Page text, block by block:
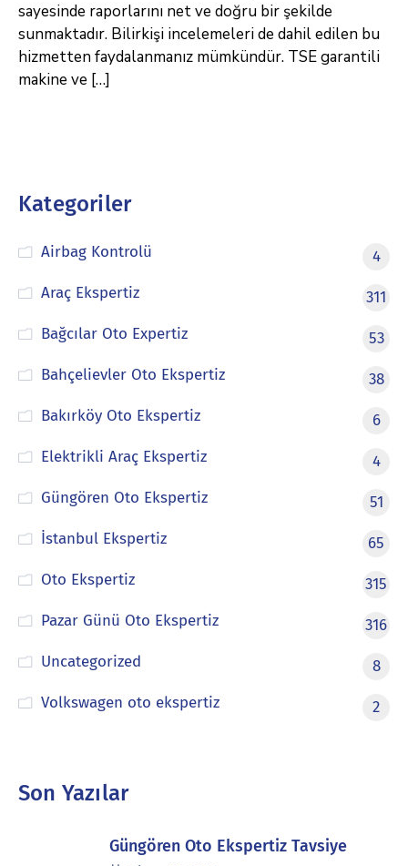
sayesinde raporlarını net ve doğru bir şekilde
sunmaktadır. Bilirkişi incelemeleri de dahil edilen bu
hizmetten faydalanmanız mümkündür. TSE garantili
makine ve […]
Kategoriler
Airbag Kontrolü
4
Araç Ekspertiz
311
Bağcılar Oto Expertiz
53
Bahçelievler Oto Ekspertiz
38
Bakırköy Oto Ekspertiz
6
Elektrikli Araç Ekspertiz
4
Güngören Oto Ekspertiz
51
İstanbul Ekspertiz
65
Oto Ekspertiz
315
Pazar Günü Oto Ekspertiz
316
Uncategorized
8
Volkswagen oto ekspertiz
2
Son Yazılar
Güngören Oto Ekspertiz Tavsiye